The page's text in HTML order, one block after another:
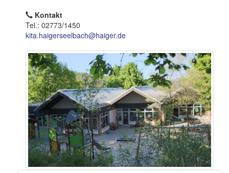
Kontakt
Tel.: 02773/1450
kita.haigerseelbach@haiger.de